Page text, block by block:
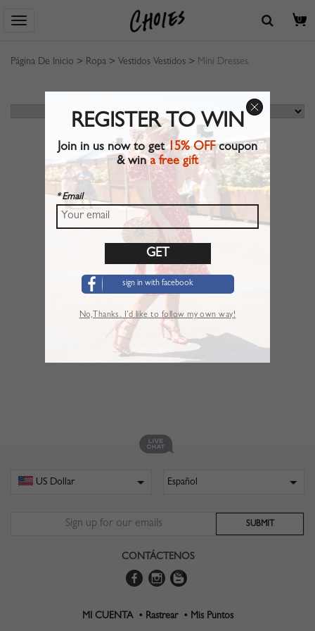
0
Página De Inicio > Ropa > Vestidos Vestidos > Mini Dresses
CONTÁCTENOS
MI CUENTA • Rastrear • Mis Puntos
REGISTER TO WIN
Join in us now to get15% OFFcoupon
& wina free gift
* Email
sign in with facebook
No,Thanks. I’d like to follow my own way!